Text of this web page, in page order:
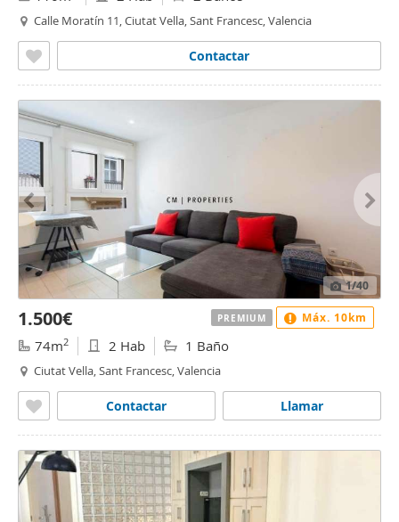
Calle Moratín 11, Ciutat Vella, Sant Francesc, Valencia
Contactar
1/40
1.500€
74m2 2 Hab 1 Baño
Ciutat Vella, Sant Francesc, Valencia
Llamar
Contactar
PREMIUM Máx. 10km